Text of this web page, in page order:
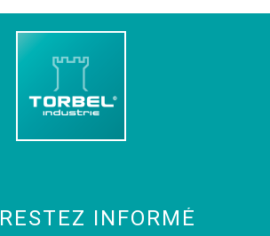
RESTEZ INFORMÉ